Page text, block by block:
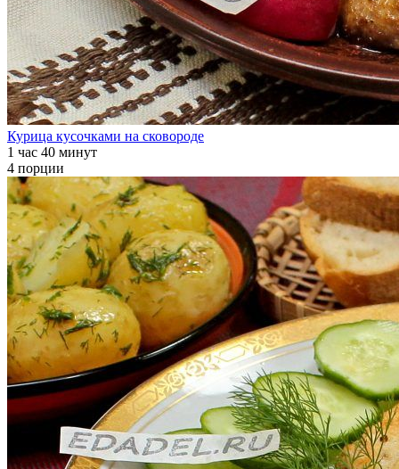
Курица кусочками на сковороде
1 час 40 минут
4 порции